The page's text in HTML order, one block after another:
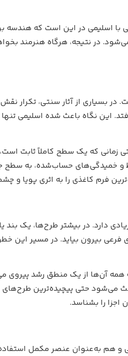
در این است که هندسه بر
در نتیجه، هرگاه هنرمند
بسیاری از آثار سنتی، تکرار
نگاه باعث شده اسلیمی
زمانی که یک سطح کاملاً ثابت
خمیدگی‌های حساب‌شده، به سطح
فرم کاغذی را به اثری پویا و
دارد. در بیشتر طرح‌ها، یک
بیرون بیاید. در مسیر این
همه آن‌ها از یک منطق رشد پیروی
حتی پیچیده‌ترین
را بشناسد.
و هم به‌عنوان عنصر مکمل